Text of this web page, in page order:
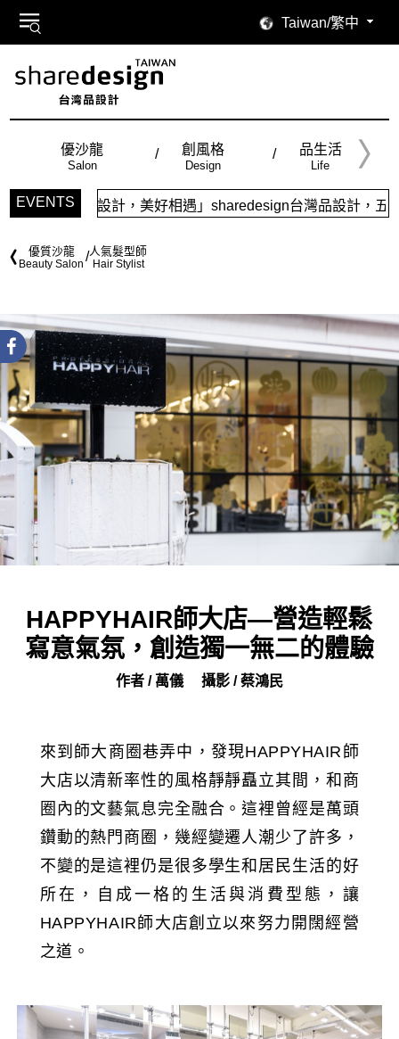
Taiwan/繁中
優沙龍
Salon
創風格
Design
品生活
Life
EVENTS
設計，美好相遇」sharedesign台灣品設計，五大特色主題，
優質沙龍
Beauty Salon
人氣髮型師
Hair Stylist
HAPPYHAIR師大店—營造輕鬆
寫意氣氛，創造獨一無二的體驗
作者 / 萬儀 攝影 / 蔡鴻民
來到師大商圈巷弄中，發現HAPPYHAIR師
大店以清新率性的風格靜靜矗立其間，和商
圈內的文藝氣息完全融合。這裡曾經是萬頭
鑽動的熱門商圈，幾經變遷人潮少了許多，
不變的是這裡仍是很多學生和居民生活的好
所在，自成一格的生活與消費型態，讓
HAPPYHAIR師大店創立以來努力開闊經營
之道。